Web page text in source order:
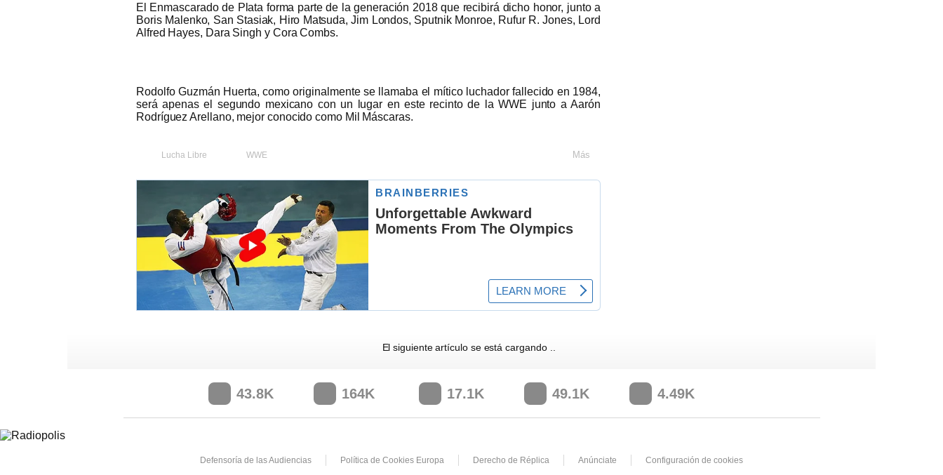
El Enmascarado de Plata forma parte de la generación 2018 que recibirá dicho honor, junto a
Boris Malenko, San Stasiak, Hiro Matsuda, Jim Londos, Sputnik Monroe, Rufur R. Jones, Lord
Alfred Hayes, Dara Singh y Cora Combs.
Rodolfo Guzmán Huerta, como originalmente se llamaba el mítico luchador fallecido en 1984,
será apenas el segundo mexicano con un lugar en este recinto de la WWE junto a Aarón
Rodríguez Arellano, mejor conocido como Mil Máscaras.
Más
Lucha Libre WWE
El siguiente artículo se está cargando
43.8K 164K 17.1K 49.1K 4.49K
Defensoría de las Audiencias Política de Cookies Europa Derecho de Réplica Anúnciate Configuración de cookies